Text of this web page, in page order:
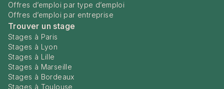
Offres d’emploi par type d’emploi
Offres d’emploi par entreprise
Trouver un stage
Stages à Paris
Stages à Lyon
Stages à Lille
Stages à Marseille
Stages à Bordeaux
Stages à Toulouse